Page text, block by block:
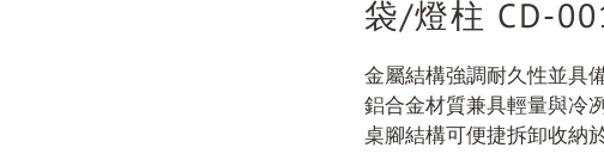
袋/燈柱 CD-
金屬結構強調耐久性並具
鋁合金材質兼具輕量與冷
桌腳結構可便捷拆卸收納